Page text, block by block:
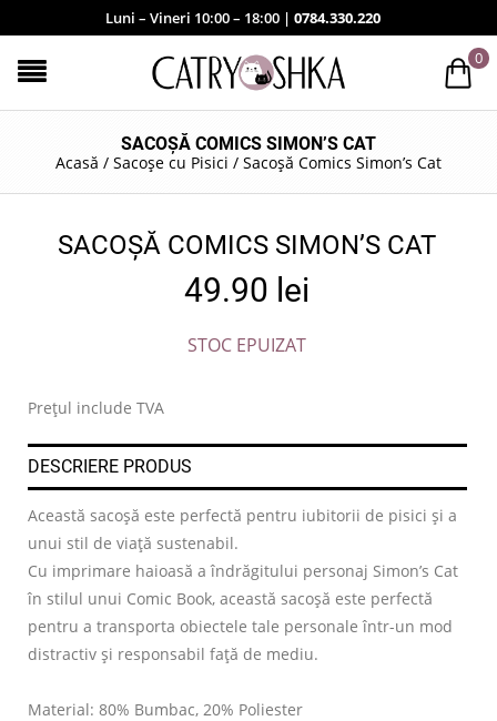
Luni – Vineri 10:00 – 18:00 | 0784.330.220
0
SACOȘĂ COMICS SIMON’S CAT
Acasă / Sacoșe cu Pisici / Sacoșă Comics Simon’s Cat
SACOȘĂ COMICS SIMON’S CAT
49.90 lei
STOC EPUIZAT
Prețul include TVA
DESCRIERE PRODUS
Această sacoșă este perfectă pentru iubitorii de pisici și a
unui stil de viață sustenabil.
Cu imprimare haioasă a îndrăgitului personaj Simon’s Cat
în stilul unui Comic Book, această sacoșă este perfectă
pentru a transporta obiectele tale personale într-un mod
distractiv și responsabil față de mediu.
Material: 80% Bumbac, 20% Poliester